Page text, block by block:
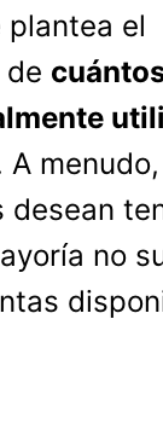
plantea el
A
desean
no